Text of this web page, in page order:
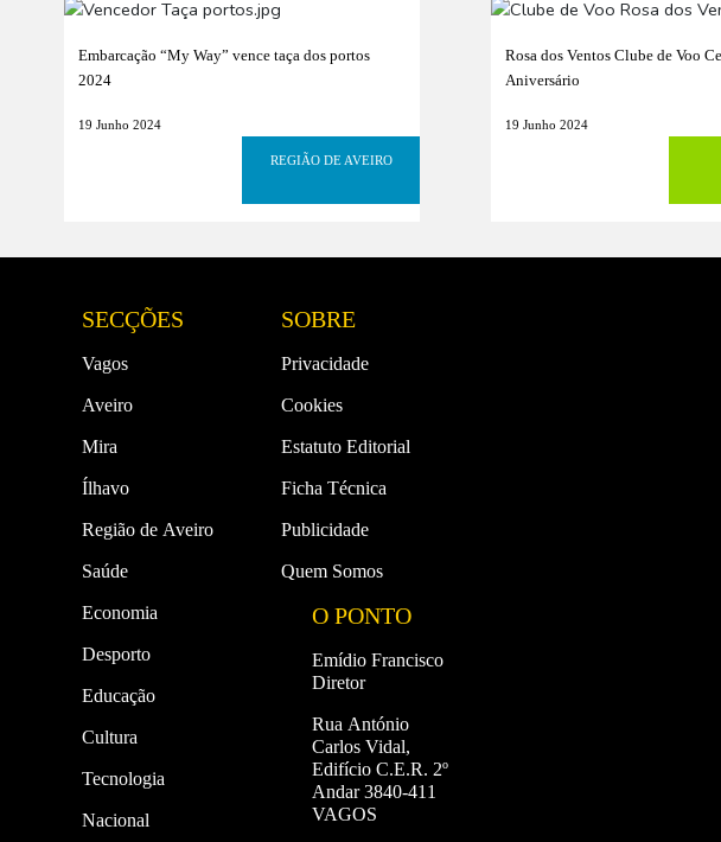
Embarcação “My Way” vence taça dos portos
2024
19 Junho 2024
REGIÃO DE AVEIRO
Rosa dos Ventos Clube de Voo
Aniversário
19 Junho 2024
SECÇÕES
Vagos
Aveiro
Mira
Ílhavo
Região de Aveiro
Saúde
Economia
Desporto
Educação
Cultura
Tecnologia
Nacional
SOBRE
Privacidade
Cookies
Estatuto Editorial
Ficha Técnica
Publicidade
Quem Somos
O PONTO
Emídio Francisco
Diretor
Rua António
Carlos Vidal,
Edifício C.E.R. 2º
Andar 3840-411
VAGOS